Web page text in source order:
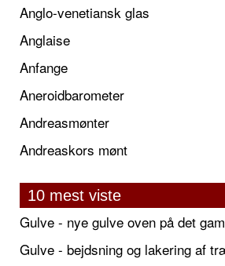
Anglo-venetiansk glas
Anglaise
Anfange
Aneroidbarometer
Andreasmønter
Andreaskors mønt
10 mest viste
Gulve - nye gulve oven på det
Gulve - bejdsning og lakering af